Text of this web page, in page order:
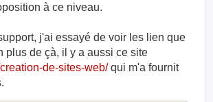
à ce niveau.
j'ai essayé de voir les lien que
plus de çà, il y a aussi ce site
de-sites-web/qui m'a fournit